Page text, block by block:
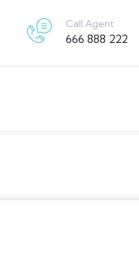
Call Agent
666 888 222